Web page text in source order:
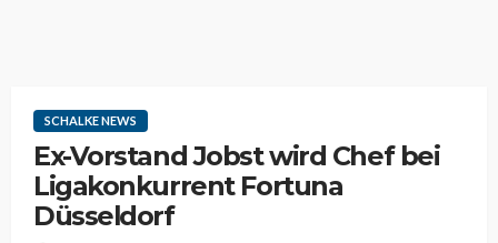
SCHALKE NEWS
Ex-Vorstand Jobst wird Chef bei
Ligakonkurrent Fortuna
Düsseldorf